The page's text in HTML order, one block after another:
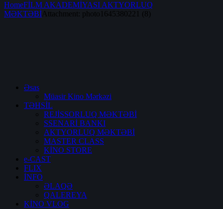
HomeFİLM AKADEMİYASI AKTYORLUQ
MƏKTƏBİAttachment: photo1645380221 (8)
Əsas
Müasir Kino Mərkəzi
TƏHSİL
REJİSSORLUQ MƏKTƏBİ
SSENARİ BANKI
AKTYORLUQ MƏKTƏBİ
MASTER CLASS
KİNO STORE
e-CAST
FLIX
İNFO
ƏLAQƏ
QALEREYA
KİNO VLOG